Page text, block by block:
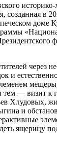
созданная в
доме
через
и
тем — визит к
Хлудовых,
и
ящерицу